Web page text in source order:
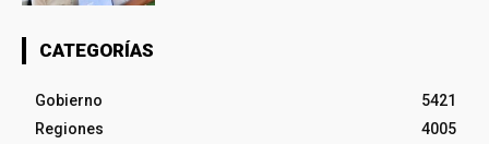
CATEGORÍAS
Gobierno
5421
Regiones
4005